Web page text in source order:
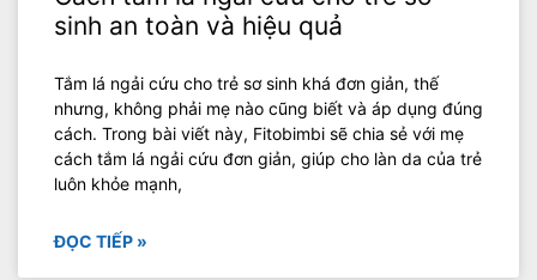
sinh an toàn và hiệu quả
Tắm lá ngải cứu cho trẻ sơ sinh khá đơn giản, thế
nhưng, không phải mẹ nào cũng biết và áp dụng đúng
cách. Trong bài viết này, Fitobimbi sẽ chia sẻ với mẹ
cách tắm lá ngải cứu đơn giản, giúp cho làn da của trẻ
luôn khỏe mạnh,
ĐỌC TIẾP »